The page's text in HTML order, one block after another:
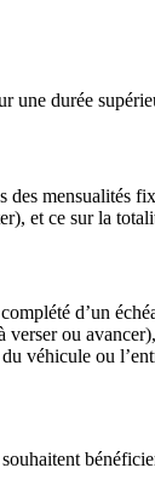
durée
mensualités
et ce sur la
d’un
ou
véhicule ou